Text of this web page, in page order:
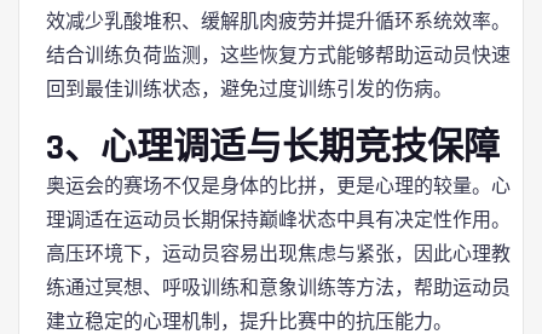
效减少乳酸堆积、缓解肌肉疲劳并提升循环系统效率。
结合训练负荷监测，这些恢复方式能够帮助运动员快速
回到最佳训练状态，避免过度训练引发的伤病。
3、心理调适与长期竞技保障
奥运会的赛场不仅是身体的比拼，更是心理的较量。心
理调适在运动员长期保持巅峰状态中具有决定性作用。
高压环境下，运动员容易出现焦虑与紧张，因此心理教
练通过冥想、呼吸训练和意象训练等方法，帮助运动员
建立稳定的心理机制，提升比赛中的抗压能力。